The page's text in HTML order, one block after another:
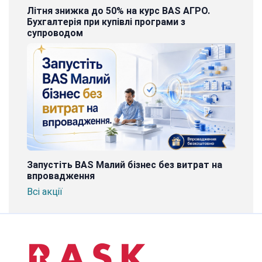
Літня знижка до 50% на курс BAS АГРО.
Бухгалтерія при купівлі програми з
супроводом
Запустіть BAS Малий бізнес без витрат на
впровадження
Всі акції